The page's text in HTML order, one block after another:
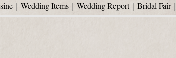
｜ Wedding Items ｜ Wedding Report｜ Bridal Fair｜